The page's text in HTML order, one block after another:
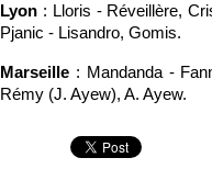
Lyon : Lloris - Réveillère,
Pjanic - Lisandro, Gomis.
Marseille : Mandanda -
Rémy (J. Ayew), A. Ayew.